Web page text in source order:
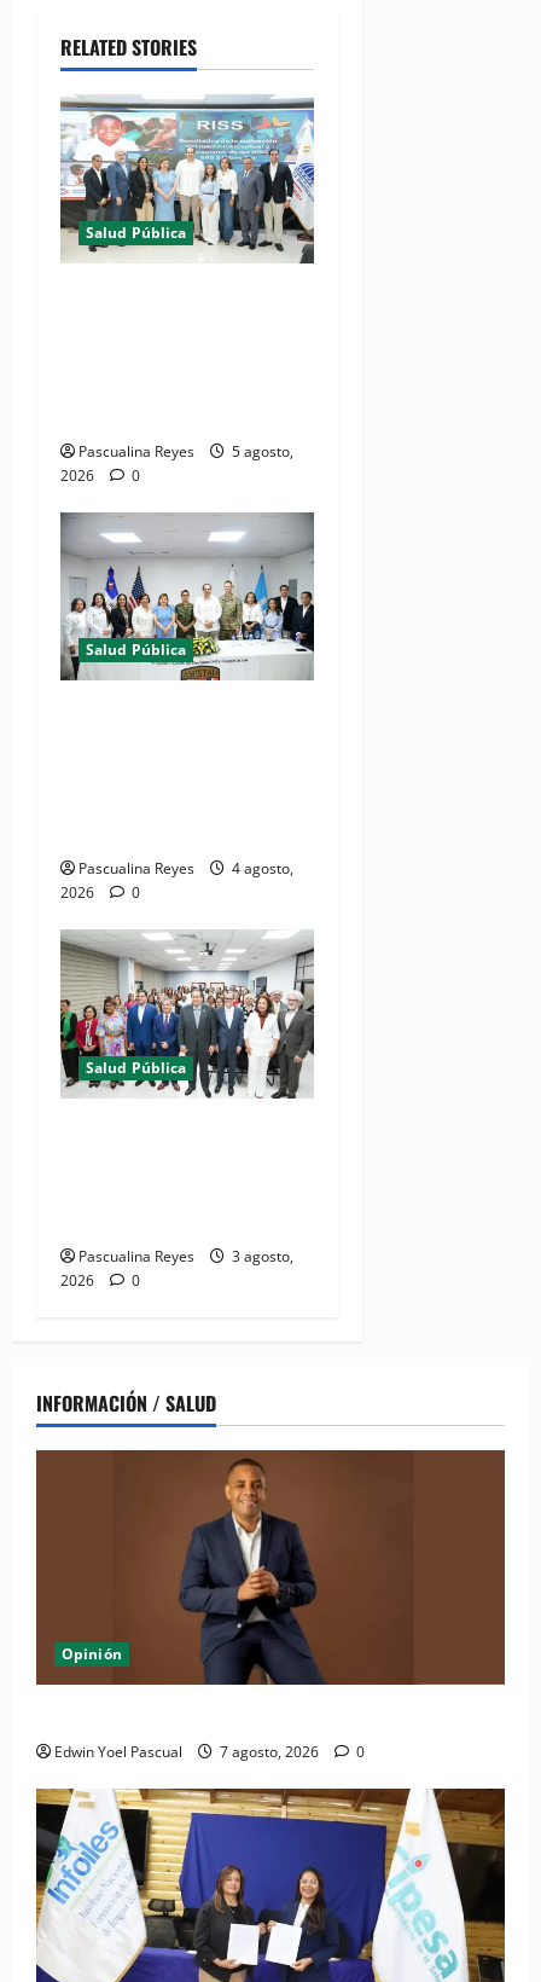
RELATED STORIES
Salud Pública
Pascualina Reyes
5 agosto,
2026
0
Salud Pública
Pascualina Reyes
4 agosto,
2026
0
Salud Pública
Pascualina Reyes
3 agosto,
2026
0
INFORMACIÓN / SALUD
Opinión
Edwin Yoel Pascual 7 agosto, 2026 0